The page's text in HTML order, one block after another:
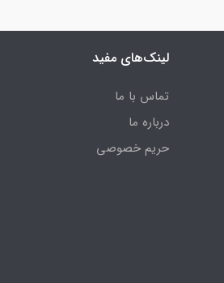
لینک‌های مفید
تماس با ما
درباره ما
حریم خصوصی